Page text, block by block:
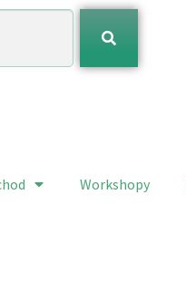
Workshopy